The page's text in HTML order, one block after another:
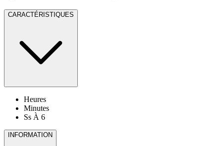
CARACTÉRISTIQUES
Heures
Minutes
Ss À 6
INFORMATION